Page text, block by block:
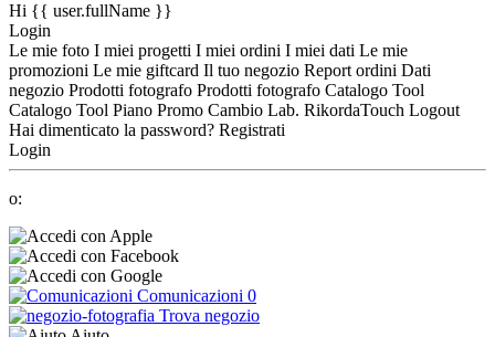
Hi {{ user.fullName }}
Login
Le mie foto I miei progetti I miei ordini I miei dati Le mie
promozioni Le mie giftcard Il tuo negozio Report ordini Dati
negozio Prodotti fotografo Prodotti fotografo Catalogo Tool
Catalogo Tool Piano Promo Cambio Lab. RikordaTouch Logout
Hai dimenticato la password? Registrati
Login
o:
Comunicazioni 0
Trova negozio